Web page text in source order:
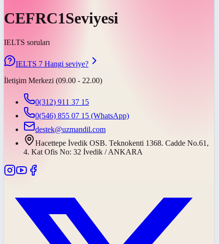
CEFRC1Seviyesi
IELTS soruları
IELTS 7 Hangi seviye?
İletişim Merkezi (09.00 - 22.00)
0(312) 911 37 15
0(546) 855 07 15 (WhatsApp)
destek@uzmandil.com
Hacettepe İvedik OSB. Teknokenti 1368. Cadde No.61,
4. Kat Ofis No: 32 İvedik / ANKARA